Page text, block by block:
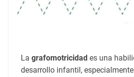
La grafomotricidad es una
desarrollo infantil,